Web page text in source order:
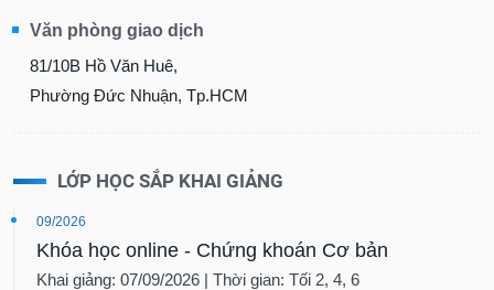
Văn phòng giao dịch
81/10B Hồ Văn Huê,
Phường Đức Nhuận, Tp.HCM
LỚP HỌC SẮP KHAI GIẢNG
09/2026
Khóa học online - Chứng khoán Cơ bản
Khai giảng: 07/09/2026 | Thời gian: Tối 2, 4, 6